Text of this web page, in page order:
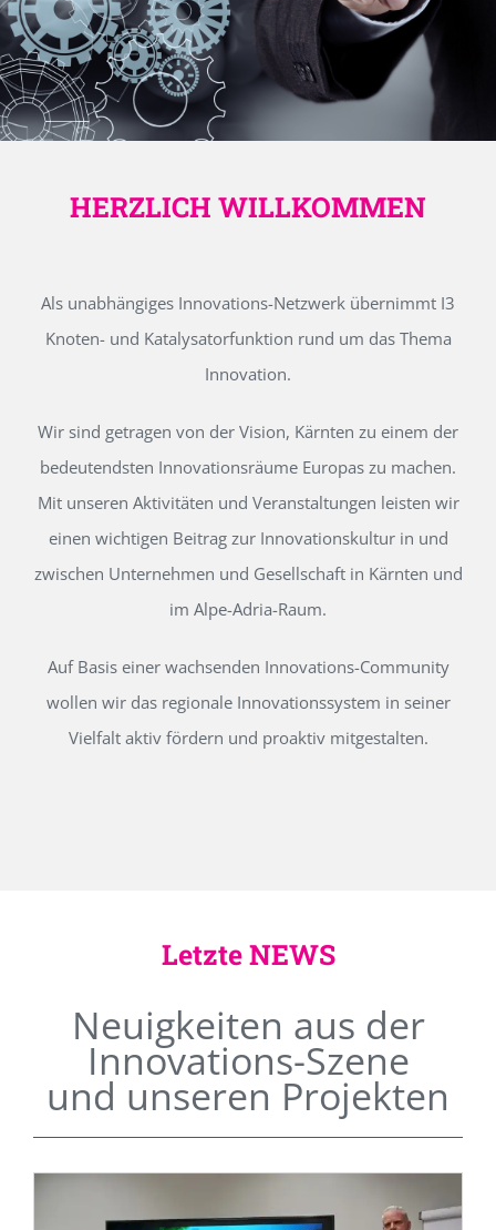
HERZLICH WILLKOMMEN
Als unabhängiges Innovations-Netzwerk übernimmt I3
Knoten- und Katalysatorfunktion rund um das Thema
Innovation.
Wir sind getragen von der Vision, Kärnten zu einem der
bedeutendsten Innovationsräume Europas zu machen.
Mit unseren Aktivitäten und Veranstaltungen leisten wir
einen wichtigen Beitrag zur Innovationskultur in und
zwischen Unternehmen und Gesellschaft in Kärnten und
im Alpe-Adria-Raum.
Auf Basis einer wachsenden Innovations-Community
wollen wir das regionale Innovationssystem in seiner
Vielfalt aktiv fördern und proaktiv mitgestalten.
Letzte NEWS
Neuigkeiten aus der
Innovations-Szene
und unseren Projekten